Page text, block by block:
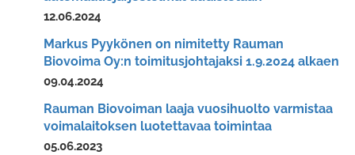
12.06.2024
Markus Pyykönen on nimitetty Rauman
Biovoima Oy:n toimitusjohtajaksi 1.9.2024 alkaen
09.04.2024
Rauman Biovoiman laaja vuosihuolto varmistaa
voimalaitoksen luotettavaa toimintaa
05.06.2023